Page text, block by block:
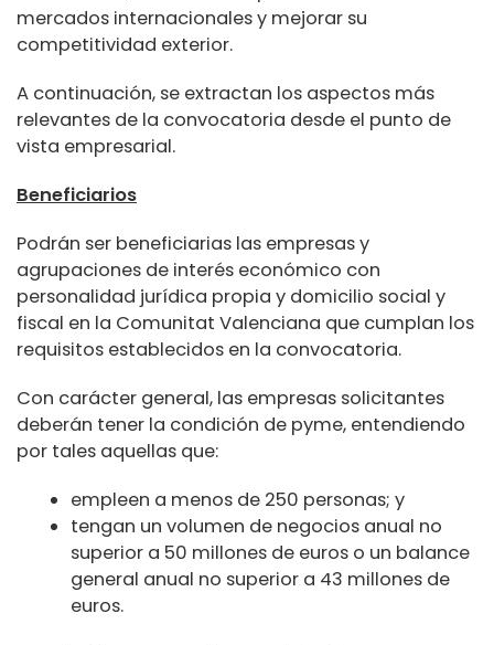
mercados internacionales y mejorar su
competitividad exterior.
A continuación, se extractan los aspectos más
relevantes de la convocatoria desde el punto de
vista empresarial.
Beneficiarios
Podrán ser beneficiarias las empresas y
agrupaciones de interés económico con
personalidad jurídica propia y domicilio social y
fiscal en la Comunitat Valenciana que cumplan los
requisitos establecidos en la convocatoria.
Con carácter general, las empresas solicitantes
deberán tener la condición de pyme, entendiendo
por tales aquellas que:
empleen a menos de 250 personas; y
tengan un volumen de negocios anual no
superior a 50 millones de euros o un balance
general anual no superior a 43 millones de
euros.